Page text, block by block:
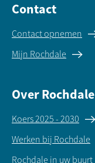
Contact
Contact opnemen
Mijn Rochdale
Over Rochdale
Koers 2025 - 2030
Werken bij Rochdale
Rochdale in uw buurt